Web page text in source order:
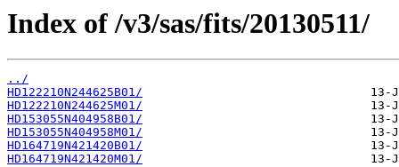
Index of /v3/sas/fits/20130511/
../
HD122210N244625B01/
HD122210N244625M01/
HD153055N404958B01/
HD153055N404958M01/
HD164719N421420B01/
HD164719N421420M01/